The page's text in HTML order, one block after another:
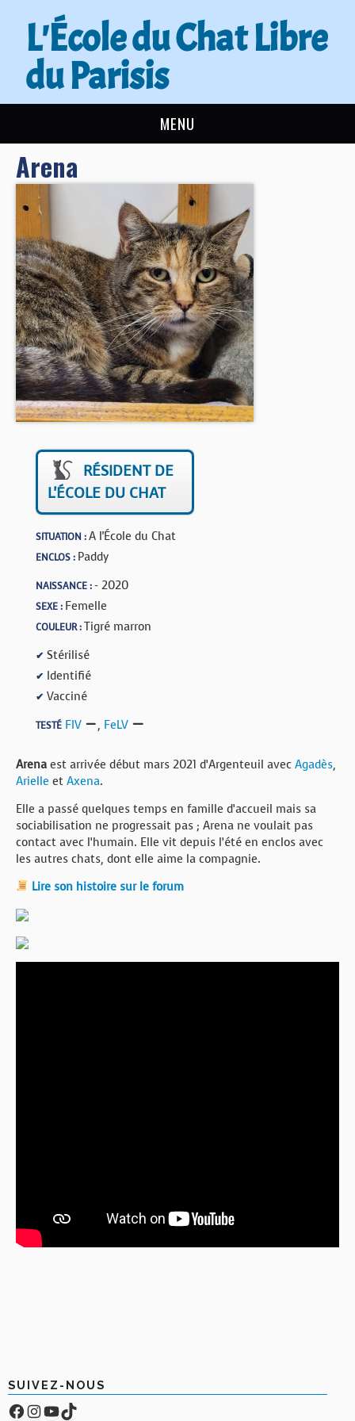
L'École du Chat Libre
du Parisis
MENU
L’ÉCOLE DU CHAT
ACTUALITÉS
ADOPTER
NOUS AIDER
CONTACT
BOUTIQUE
FORUM
Arena
RÉSIDENT DE
L'ÉCOLE DU CHAT
SITUATION :A l'École du Chat
ENCLOS : Paddy
NAISSANCE :- 2020
SEXE : Femelle
COULEUR :Tigré marron
✔ Stérilisé
✔ Identifié
✔ Vacciné
TESTÉ FIV , FeLV
Arena est arrivée début mars 2021 d’Argenteuil avec Agadès,
Arielle et Axena.
Elle a passé quelques temps en famille d’accueil mais sa
sociabilisation ne progressait pas ; Arena ne voulait pas
contact avec l’humain. Elle vit depuis l’été en enclos avec
les autres chats, dont elle aime la compagnie.
Lire son histoire sur le forum
SUIVEZ-NOUS
Facebook
Compte Instagram
YouTube
TikTok